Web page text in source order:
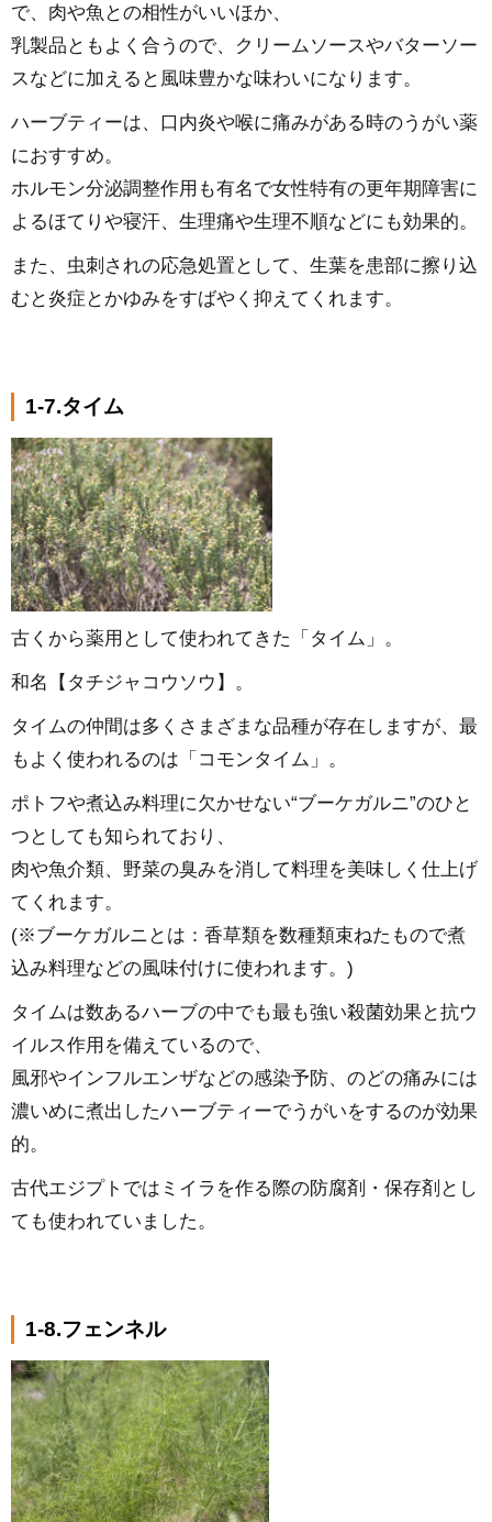
で、肉や魚との相性がいいほか、
乳製品ともよく合うので、クリームソースやバターソー
スなどに加えると風味豊かな味わいになります。
ハーブティーは、口内炎や喉に痛みがある時のうがい薬
におすすめ。
ホルモン分泌調整作用も有名で女性特有の更年期障害に
よるほてりや寝汗、生理痛や生理不順などにも効果的。
また、虫刺されの応急処置として、生葉を患部に擦り込
むと炎症とかゆみをすばやく抑えてくれます。
1-7.タイム
古くから薬用として使われてきた「タイム」。
和名【タチジャコウソウ】。
タイムの仲間は多くさまざまな品種が存在しますが、最
もよく使われるのは「コモンタイム」。
ポトフや煮込み料理に欠かせない“ブーケガルニ”のひと
つとしても知られており、
肉や魚介類、野菜の臭みを消して料理を美味しく仕上げ
てくれます。
(※ブーケガルニとは：香草類を数種類束ねたもので煮
込み料理などの風味付けに使われます。)
タイムは数あるハーブの中でも最も強い殺菌効果と抗ウ
イルス作用を備えているので、
風邪やインフルエンザなどの感染予防、のどの痛みには
濃いめに煮出したハーブティーでうがいをするのが効果
的。
古代エジプトではミイラを作る際の防腐剤・保存剤とし
ても使われていました。
1-8.フェンネル